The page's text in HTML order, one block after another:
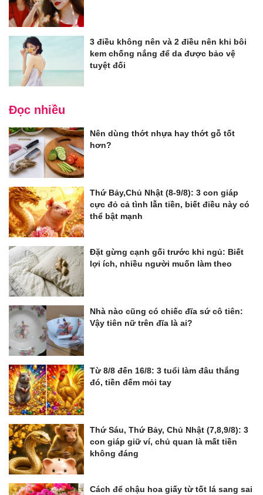
3 điều không nên và 2 điều nên khi bôi
kem chống nắng để da được bảo vệ
tuyệt đối
Đọc nhiều
Nên dùng thớt nhựa hay thớt gỗ tốt
hơn?
Thứ Bảy,Chủ Nhật (8-9/8): 3 con giáp
cực đỏ cả tình lẫn tiền, biết điều này có
thể bật mạnh
Đặt gừng cạnh gối trước khi ngủ: Biết
lợi ích, nhiều người muốn làm theo
Nhà nào cũng có chiếc đĩa sứ cô tiên:
Vậy tiên nữ trên đĩa là ai?
Từ 8/8 đến 16/8: 3 tuổi làm đâu thắng
đó, tiền đếm mỏi tay
Thứ Sáu, Thứ Bảy, Chủ Nhật (7,8,9/8): 3
con giáp giữ ví, chủ quan là mất tiền
không đáng
Cách để chậu hoa giấy từ tốt lá sang sai